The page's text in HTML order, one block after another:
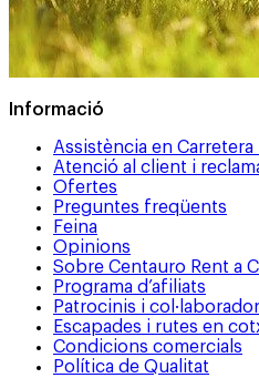
Informació
Assistència en Carretera
Atenció al client i
Ofertes
Preguntes freqüents
Feina
Opinions
Sobre Centauro Rent a
Programa d’afiliats
Patrocinis i
Escapades i rutes en
Condicions comercials
Política de Qualitat